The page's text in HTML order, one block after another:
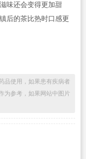
味还会变得更加甜
后的茶比热时口感更
品使用，如果患有疾病者
为参考，如果网站中图片